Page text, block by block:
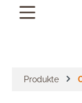
Produkte